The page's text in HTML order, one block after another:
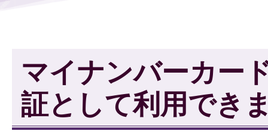
マイナンバーカー
証として利用でき